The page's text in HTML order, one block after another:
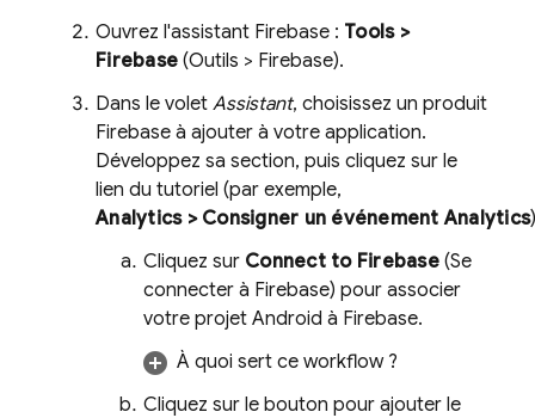
Ouvrez l'assistant Firebase : Tools >
Firebase (Outils > Firebase).
Dans le volet Assistant, choisissez un produit
Firebase à ajouter à votre application.
Développez sa section, puis cliquez sur le
lien du tutoriel (par exemple,
Analytics> Consigner un événement Analytics
Cliquez sur Connect to Firebase(Se
connecter à Firebase) pour associer
votre projet Android à Firebase.
À quoi sert ce workflow ?
Cliquez sur le bouton pour ajouter le